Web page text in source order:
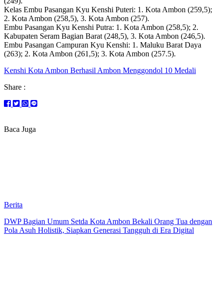
Kelas Embu Pasangan Kyu Kenshi Puteri: 1. Kota Ambon (259,5);
2. Kota Ambon (258,5), 3. Kota Ambon (257).
Embu Pasangan Kyu Kenshi Putra: 1. Kota Ambon (258,5); 2.
Kabupaten Seram Bagian Barat (248,5), 3. Kota Ambon (246,5).
Embu Pasangan Campuran Kyu Kenshi: 1. Maluku Barat Daya
(263); 2. Kota Ambon (261,5); 3. Kota Ambon (257.5).
Kenshi Kota Ambon Berhasil Ambon Menggondol 10 Medali
Share :
Baca Juga
Berita
DWP Bagian Umum Setda Kota Ambon Bekali Orang Tua dengan
Pola Asuh Holistik, Siapkan Generasi Tangguh di Era Digital